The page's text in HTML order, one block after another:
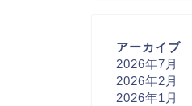
アーカイブ
2026年7月
2026年2月
2026年1月